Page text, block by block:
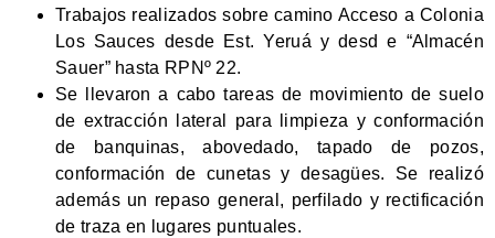
Trabajos realizados sobre camino Acceso a Colonia
Los Sauces desde Est. Yeruá y desd e “Almacén
Sauer” hasta RPNº 22.
Se llevaron a cabo tareas de movimiento de suelo
de extracción lateral para limpieza y conformación
de banquinas, abovedado, tapado de pozos,
conformación de cunetas y desagües. Se realizó
además un repaso general, perfilado y rectificación
de traza en lugares puntuales.